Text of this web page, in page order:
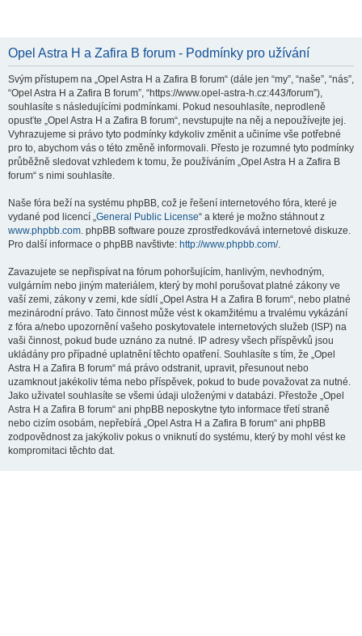
Opel Astra H a Zafira B forum - Podmínky pro užívání
Svým přístupem na „Opel Astra H a Zafira B forum“ (dále jen “my”, “naše”, “nás”,
“Opel Astra H a Zafira B forum”, “https://www.opel-astra-h.cz:443/forum”),
souhlasíte s následujícími podmínkami. Pokud nesouhlasíte, neprodleně
opusťte „Opel Astra H a Zafira B forum“, nevstupujte na něj a nepoužívejte jej.
Vyhrazujeme si právo tyto podmínky kdykoliv změnit a učiníme vše potřebné
pro to, abychom vás o této změně informovali. Přesto je rozumné tyto podmínky
průběžně sledovat vzhledem k tomu, že používáním „Opel Astra H a Zafira B
forum“ s nimi souhlasíte.
Naše fóra beží na systému phpBB, což je řešení internetového fóra, které je
vydané pod licencí „General Public License“ a které je možno stáhnout z
www.phpbb.com. phpBB software pouze zprostředkovává internetové diskuze.
Pro další informace o phpBB navštivte: http://www.phpbb.com/.
Zavazujete se nepřispívat na fórum pohoršujícím, hanlivým, nevhodným,
vulgárním nebo jiným materiálem, který by mohl porušovat platné zákony ve
vaší zemi, zákony v zemi, kde sídlí „Opel Astra H a Zafira B forum“, nebo platné
mezinárodní právo. Tato činnost může vést k okamžitému a trvalému vykázání
z fóra a/nebo upozornění vašeho poskytovatele internetových služeb (ISP) na
vaši činnost, pokud bude uznáno za nutné. IP adresy všech příspěvků jsou
ukládány pro případné uplatnění těchto opatření. Souhlasíte s tím, že „Opel
Astra H a Zafira B forum“ má právo odstranit, upravit, přesunout nebo
uzamknout jakékoliv téma nebo příspěvek, pokud to bude považovat za nutné.
Jako uživatel souhlasíte se všemi údaji uloženými v databázi. Přestože „Opel
Astra H a Zafira B forum“ ani phpBB neposkytne tyto informace třetí straně
nebo cizím osobám, nepřebírá „Opel Astra H a Zafira B forum“ ani phpBB
zodpovědnost za jakýkoliv pokus o vniknutí do systému, který by mohl vést ke
kompromitaci těchto dat.